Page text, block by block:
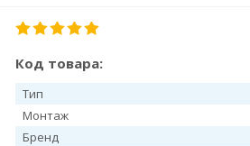
Код товара:
Тип
Монтаж
Бренд